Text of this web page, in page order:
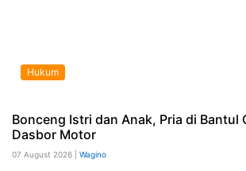
Hukum
Bonceng Istri dan Anak, Pria di Bantul
Dasbor Motor
07 August 2026 | Wagino